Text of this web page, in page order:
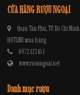
CỬA HÀNG RƯỢU NGOẠI
Quận Tân Phú, TP. Hồ Chí Minh
HOTLINE mua hàng
0972.12345.1
www.ruoungoai.net
Danh mục rượu